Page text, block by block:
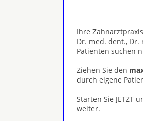
Ihre
Dr. med. dent., Dr.
Patienten suchen
Ziehen Sie den
durch eigene
Starten Sie JETZT
weiter.